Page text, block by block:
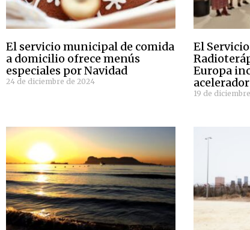
El servicio municipal de comida
a domicilio ofrece menús
especiales por Navidad
24 de diciembre de 2024
El
Europa
19 de